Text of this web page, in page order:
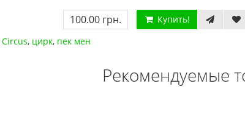
100.00 грн. Купить!
Circus, цирк, пек мен
Рекомендуемые